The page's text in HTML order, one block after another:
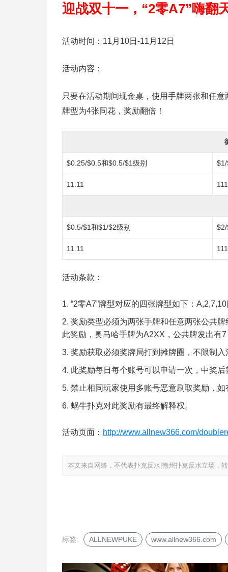
迎战双十一，“2零A7”嗨翻
活动时间： 11月10日-11月12日
活动内容：
只要在活动期间现金桌，使用手牌两张和任
牌型为4张同花，奖励翻倍！
$0.25/$0.5和$0.5/$1级别
11.11
$0.5/$1和$1/$2级别
11.11
活动条款：
“2零A7”牌型对应的四张牌型如下：
奖励类型必须为两张手牌和任意两张公共
此奖励，奥马哈手牌为A2XX，公共牌发出有
奖励获取必须奖牌局打到摊牌圈，不限制入
此奖励每日每个账号可以申请一次，中奖
禁止相同玩家使用多账号恶意刷取奖励，
蜗牛扑克对此奖励有最终解释权。
活动页面： http://www.allnew366.com/
本文来自网络，不代表扑克反水|德州扑克反水立场，
标签: ALLNEWPUKE www.allnew366.com